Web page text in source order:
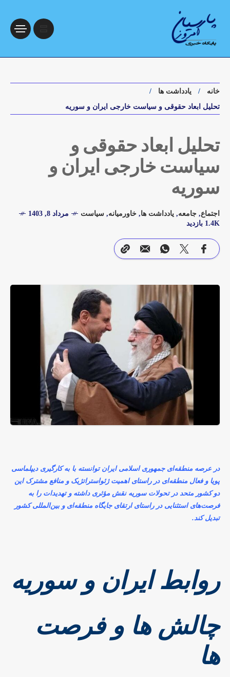
خانه
یادداشت ها
تحلیل ابعاد حقوقی و سیاست خارجی ایران و سوریه
تحلیل ابعاد حقوقی و
سیاست خارجی ایران و
سوریه
اجتماع, جامعه, یادداشت ها, خاورمیانه, سیاست
مرداد 8, 1403
1.4K بازدید
در عرصه منطقه‌ای جمهوری اسلامی ایران توانسته با به ‌کارگیری دیپلماسی
پویا و فعال منطقه‌ای در راستای اهمیت ژئواستراتژیک و منافع مشترک این
دو کشور متحد در تحولات سوریه نقش مؤثری داشته و تهدیدات را به
فرصت‌های استثنایی در راستای ارتقای جایگاه منطقه‌ای و بین‌المللی کشور
تبدیل کند.
روابط ایران و سوریه
چالش ها و فرصت
ها